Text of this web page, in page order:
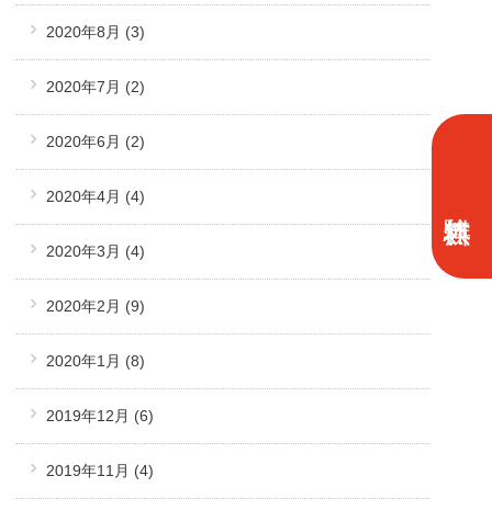
2020年8月 (3)
2020年7月 (2)
2020年6月 (2)
2020年4月 (4)
2020年3月 (4)
2020年2月 (9)
2020年1月 (8)
2019年12月 (6)
2019年11月 (4)